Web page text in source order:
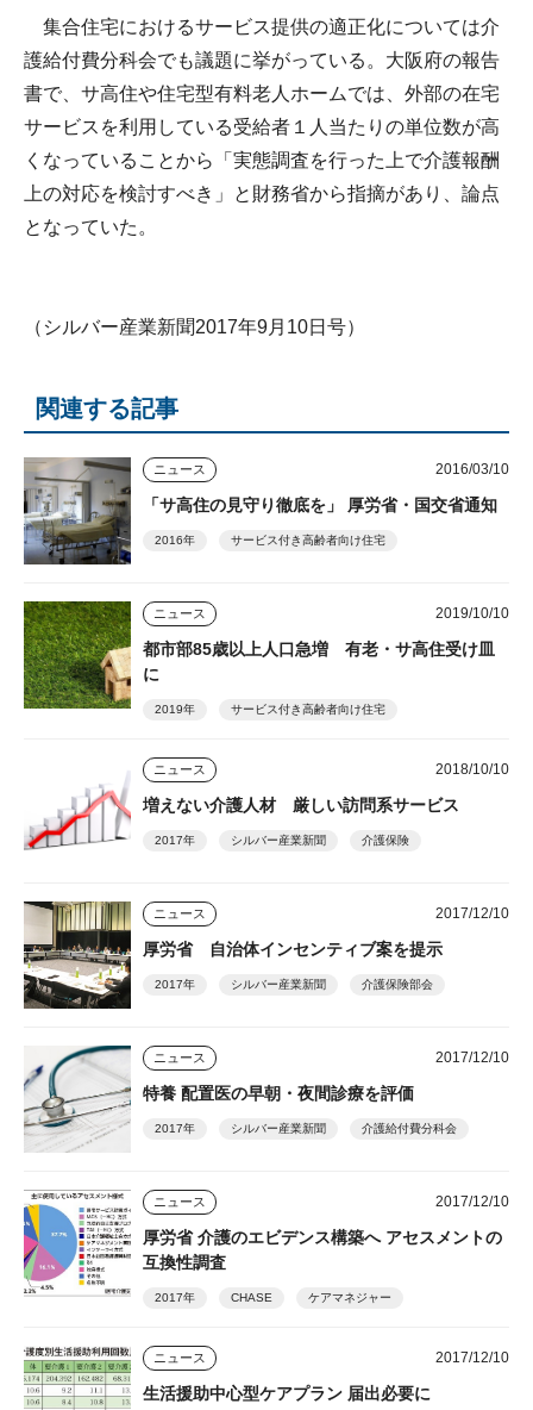
集合住宅におけるサービス提供の適正化については介
護給付費分科会でも議題に挙がっている。大阪府の報告
書で、サ高住や住宅型有料老人ホームでは、外部の在宅
サービスを利用している受給者１人当たりの単位数が高
くなっていることから「実態調査を行った上で介護報酬
上の対応を検討すべき」と財務省から指摘があり、論点
となっていた。
（シルバー産業新聞2017年9月10日号）
関連する記事
ニュース 2016/03/10
「サ高住の見守り徹底を」 厚労省・国交省通知
2016年 サービス付き高齢者向け住宅
ニュース 2019/10/10
都市部85歳以上人口急増 有老・サ高住受け皿
に
2019年 サービス付き高齢者向け住宅
ニュース 2018/10/10
増えない介護人材 厳しい訪問系サービス
2017年 シルバー産業新聞 介護保険
ニュース 2017/12/10
厚労省 自治体インセンティブ案を提示
2017年 シルバー産業新聞 介護保険部会
ニュース 2017/12/10
特養 配置医の早朝・夜間診療を評価
2017年 シルバー産業新聞 介護給付費分科会
ニュース 2017/12/10
厚労省 介護のエビデンス構築へ アセスメントの
互換性調査
2017年 CHASE ケアマネジャー
ニュース 2017/12/10
生活援助中心型ケアプラン 届出必要に